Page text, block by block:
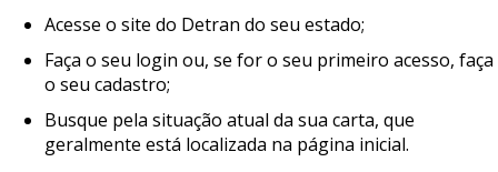
Acesse o site do Detran do seu estado;
Faça o seu login ou, se for o seu primeiro acesso, faça
o seu cadastro;
Busque pela situação atual da sua carta, que
geralmente está localizada na página inicial.